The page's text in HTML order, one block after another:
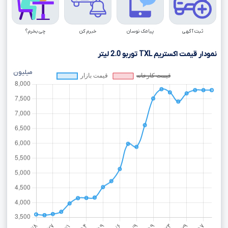
ثبت آگهی پیامک نوسان خبرم کن چی بخرم؟
نمودار قیمت اکستریمTXL توربو2.0لیتر
میلیون